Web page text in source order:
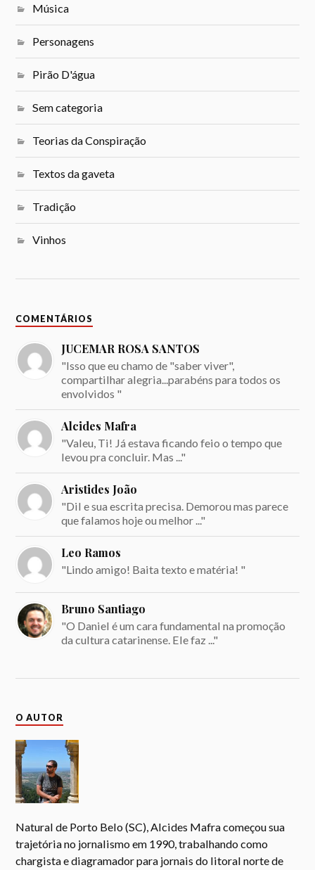
Música
Personagens
Pirão D'água
Sem categoria
Teorias da Conspiração
Textos da gaveta
Tradição
Vinhos
COMENTÁRIOS
JUCEMAR ROSA SANTOS
"Isso que eu chamo de "saber viver",
compartilhar alegria...parabéns para todos os
envolvidos "
Alcides Mafra
"Valeu, Ti! Já estava ficando feio o tempo que
levou pra concluir. Mas ..."
Aristides João
"Dil e sua escrita precisa. Demorou mas parece
que falamos hoje ou melhor ..."
Leo Ramos
"Lindo amigo! Baita texto e matéria! "
Bruno Santiago
"O Daniel é um cara fundamental na promoção
da cultura catarinense. Ele faz ..."
O AUTOR
Natural de Porto Belo (SC), Alcides Mafra começou sua
trajetória no jornalismo em 1990, trabalhando como
chargista e diagramador para jornais do litoral norte de